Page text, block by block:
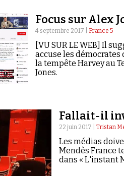
Focus sur Alex
4 septembre 2017 | France 5
[VU SUR LE WEB] Il
accuse les
la tempête Harvey au
Jones.
Fallait-il
22 juin 2017 |Tristan
Les médias
Mendès France
dans « L'instant